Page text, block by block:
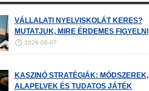
VÁLLALATI NYELVISKOLÁT KERES?
MUTATJUK, MIRE ÉRDEMES FIGYELNI
2026-08-07
KASZINÓ STRATÉGIÁK: MÓDSZEREK,
ALAPELVEK ÉS TUDATOS JÁTÉK